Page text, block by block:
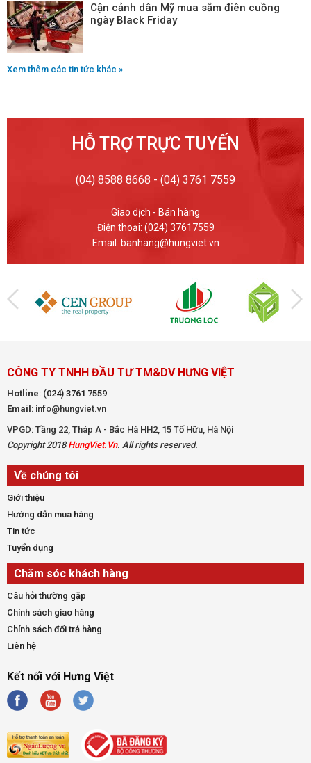
Cận cảnh dân Mỹ mua sắm điên cuồng
ngày Black Friday
Xem thêm các tin tức khác »
HỖ TRỢ TRỰC TUYẾN
(04) 8588 8668 - (04) 3761 7559
Giao dịch - Bán hàng
Điện thoại: (024) 37617559
Email: banhang@hungviet.vn
CÔNG TY TNHH ĐẦU TƯ TM&DV HƯNG VIỆT
Hotline: (024) 3761 7559
Email : info@hungviet.vn
VPGD: Tầng 22, Tháp A - Bắc Hà HH2, 15 Tố Hữu, Hà Nội
Copyright 2018HungViet.Vn. All rights reserved.
Về chúng tôi
Giới thiệu
Hướng dẫn mua hàng
Tin tức
Tuyển dụng
Chăm sóc khách hàng
Câu hỏi thường gặp
Chính sách giao hàng
Chính sách đổi trả hàng
Liên hệ
Kết nối với Hưng Việt